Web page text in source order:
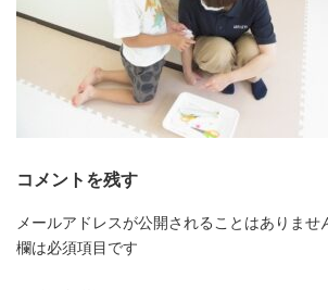
コメントを残す
メールアドレスが公開されることはありませ
欄は必須項目です